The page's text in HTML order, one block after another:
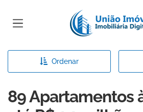
Página inicial
Ordenar
89 Apartamentos